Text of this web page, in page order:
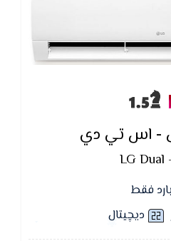
- اس تي دي
LG Dual
بارد فقط
ديچيتال